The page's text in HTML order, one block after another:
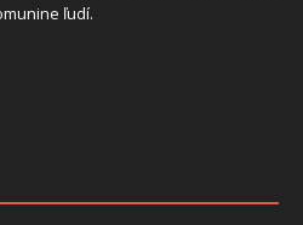
ľudí.